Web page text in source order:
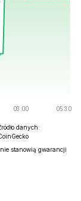
danych:
stanowią gwarancji